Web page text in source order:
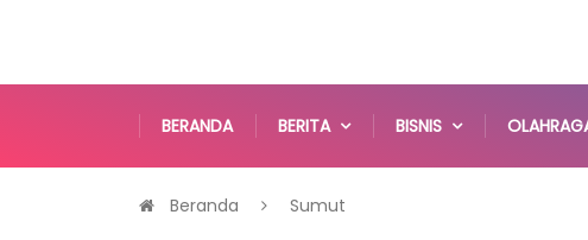
BERANDA BERITA BISNIS
Beranda Sumut